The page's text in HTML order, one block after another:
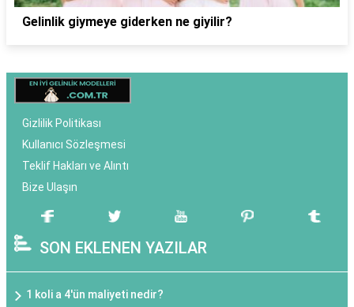
Gelinlik giymeye giderken ne giyilir?
Gizlilik Politikası
Kullanıcı Sözleşmesi
Teklif Hakları ve Alıntı
Bize Ulaşın
SON EKLENEN YAZILAR
1 koli a 4'ün maliyeti nedir?